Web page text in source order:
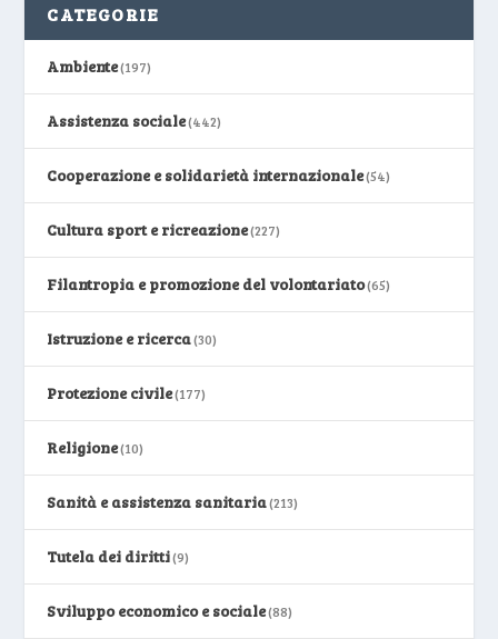
CATEGORIE
Ambiente(197)
Assistenza sociale(442)
Cooperazione e solidarietà internazionale(54)
Cultura sport e ricreazione(227)
Filantropia e promozione del volontariato(65)
Istruzione e ricerca(30)
Protezione civile(177)
Religione(10)
Sanità e assistenza sanitaria(213)
Tutela dei diritti(9)
Sviluppo economico e sociale(88)